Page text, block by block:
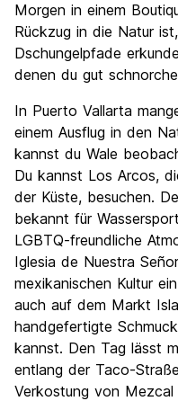
Morgen in einem
Rückzug in die Natur
Dschungelpfade
denen du gut
In Puerto Vallarta
einem Ausflug in den
kannst du Wale
Du kannst Los Arcos,
der Küste, besuchen.
bekannt für
LGBTQ-freundliche
Iglesia de Nuestra
mexikanischen Kultur
auch auf dem Markt
handgefertigte
kannst. Den Tag lässt
entlang der Taco-
Verkostung von Mezcal